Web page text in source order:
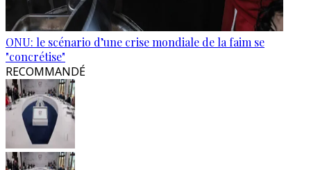
ONU: le scénario d’une crise mondiale de la faim se
"concrétise"
RECOMMANDÉ